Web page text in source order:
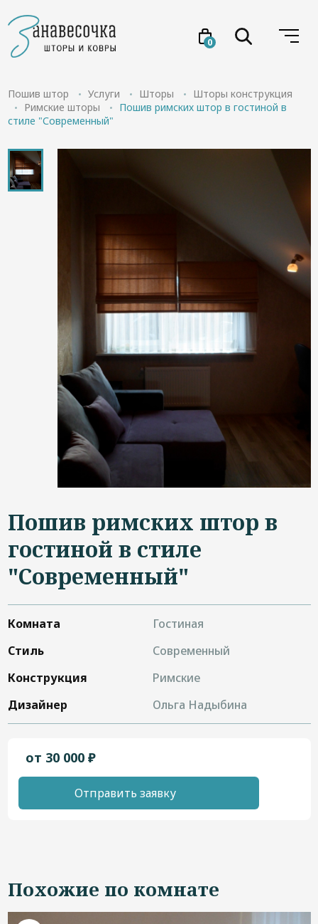
0
Услуги
О нас
Отзывы
Контакты
+7 (4822) 453-534
Пошив штор Услуги Шторы
Шторы конструкция
Римские шторы
Пошив римских штор в гостиной в
стиле "Современный"
Пошив римских штор в
гостиной в стиле
"Современный"
Комната
Гостиная
Стиль
Современный
Конструкция
Римские
Дизайнер
Ольга Надыбина
от 30 000 ₽
Отправить заявку
Похожие по комнате